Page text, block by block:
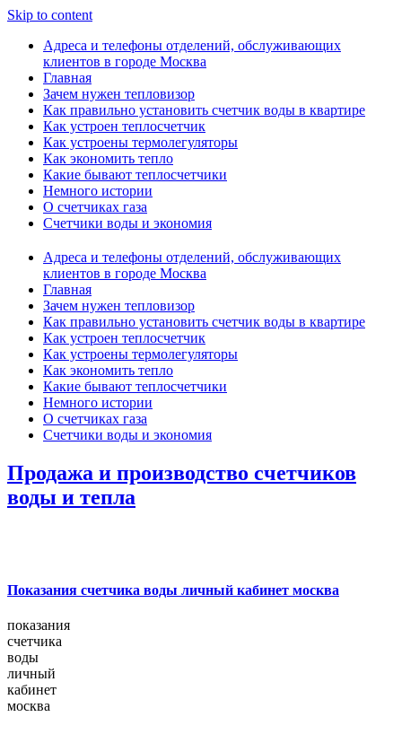
Skip to content
Адреса и телефоны отделений, обслуживающих
клиентов в городе Москва
Главная
Зачем нужен тепловизор
Как правильно установить счетчик воды в квартире
Как устроен теплосчетчик
Как устроены термолегуляторы
Как экономить тепло
Какие бывают теплосчетчики
Немного истории
О счетчиках газа
Счетчики воды и экономия
Адреса и телефоны отделений, обслуживающих
клиентов в городе Москва
Главная
Зачем нужен тепловизор
Как правильно установить счетчик воды в квартире
Как устроен теплосчетчик
Как устроены термолегуляторы
Как экономить тепло
Какие бывают теплосчетчики
Немного истории
О счетчиках газа
Счетчики воды и экономия
Продажа и производство счетчиков
воды и тепла
Показания счетчика воды личный кабинет москва
показания
счетчика
воды
личный
кабинет
москва